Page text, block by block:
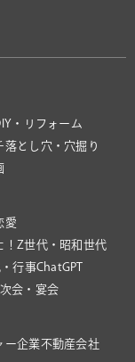
・リフォーム
落とし穴・穴掘り
愛
Z世代・昭和世代
行事ChatGPT
会・宴会
ー企業不動産会社